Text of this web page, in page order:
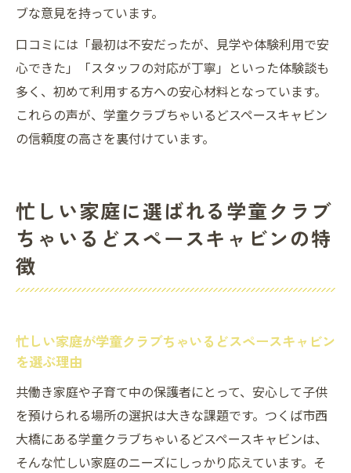
ブな意見を持っています。
口コミには「最初は不安だったが、見学や体験利用で安
心できた」「スタッフの対応が丁寧」といった体験談も
多く、初めて利用する方への安心材料となっています。
これらの声が、学童クラブちゃいるどスペースキャビン
の信頼度の高さを裏付けています。
忙しい家庭に選ばれる学童クラブ
ちゃいるどスペースキャビンの特
徴
忙しい家庭が学童クラブちゃいるどスペースキャビン
を選ぶ理由
共働き家庭や子育て中の保護者にとって、安心して子供
を預けられる場所の選択は大きな課題です。つくば市西
大橋にある学童クラブちゃいるどスペースキャビンは、
そんな忙しい家庭のニーズにしっかり応えています。そ